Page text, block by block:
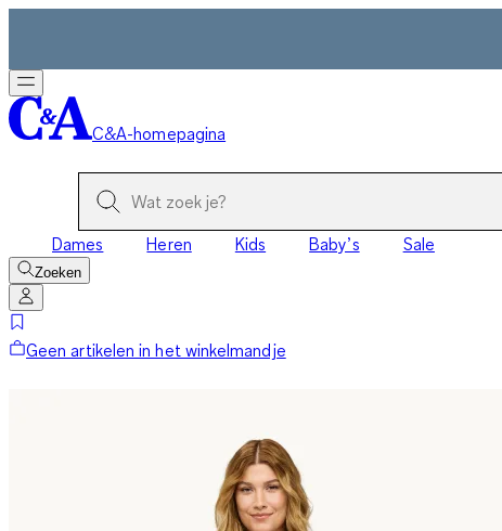
C&A-homepagina
Dames Heren Kids Baby’s Sale
Zoeken
Geen artikelen in het winkelmandje